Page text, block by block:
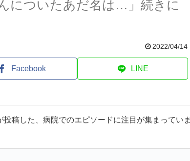
についたあだ名は…」続きに
2022/04/14
Facebook LINE
投稿した、病院でのエピソードに注目が集まっていま